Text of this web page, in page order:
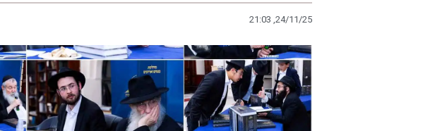
21:03 ,24/11/25